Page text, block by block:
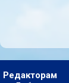
Редакторам